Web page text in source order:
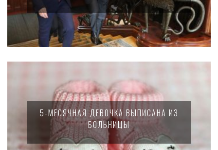
5-МЕСЯЧНАЯ ДЕВОЧКА ВЫПИСАНА ИЗ
БОЛЬНИЦЫ